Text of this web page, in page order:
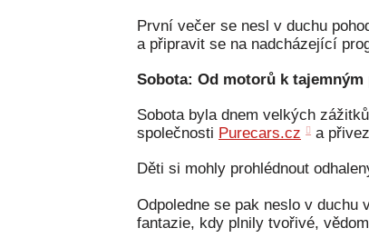
První večer se nesl v duchu
a připravit se na nadcházející
Sobota: Od motorů k tajemným
Sobota byla dnem velkých
společnosti Purecars.cz a
Děti si mohly prohlédnout
Odpoledne se pak neslo v duchu
fantazie, kdy plnily tvořivé,